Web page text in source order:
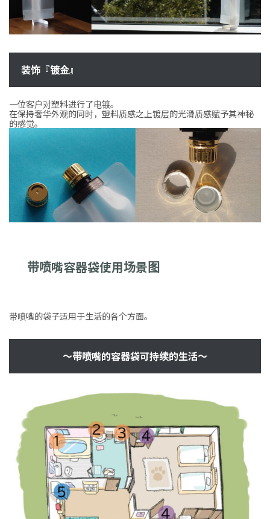
装饰『镀金』
一位客户对塑料进行了电镀。
在保持奢华外观的同时，塑料质感之上镀层的光滑质感赋予其神秘
的感觉。
带喷嘴容器袋使用场景图
带喷嘴的袋子适用于生活的各个方面。
～带喷嘴的容器袋可持续的生活～